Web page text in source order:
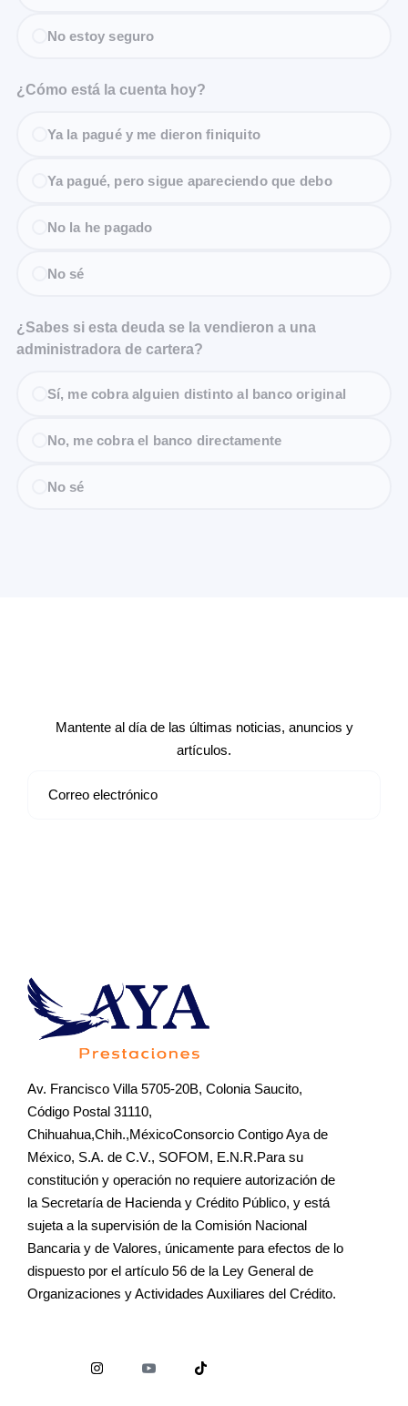
No estoy seguro
¿Cómo está la cuenta hoy?
Ya la pagué y me dieron finiquito
Ya pagué, pero sigue apareciendo que debo
No la he pagado
No sé
¿Sabes si esta deuda se la vendieron a una
administradora de cartera?
Sí, me cobra alguien distinto al banco original
No, me cobra el banco directamente
No sé
Mantente al día de las últimas noticias, anuncios y
artículos.
Av. Francisco Villa 5705-20B, Colonia Saucito,
Código Postal 31110,
Chihuahua,Chih.,MéxicoConsorcio Contigo Aya de
México, S.A. de C.V., SOFOM, E.N.R.Para su
constitución y operación no requiere autorización de
la Secretaría de Hacienda y Crédito Público, y está
sujeta a la supervisión de la Comisión Nacional
Bancaria y de Valores, únicamente para efectos de lo
dispuesto por el artículo 56 de la Ley General de
Organizaciones y Actividades Auxiliares del Crédito.